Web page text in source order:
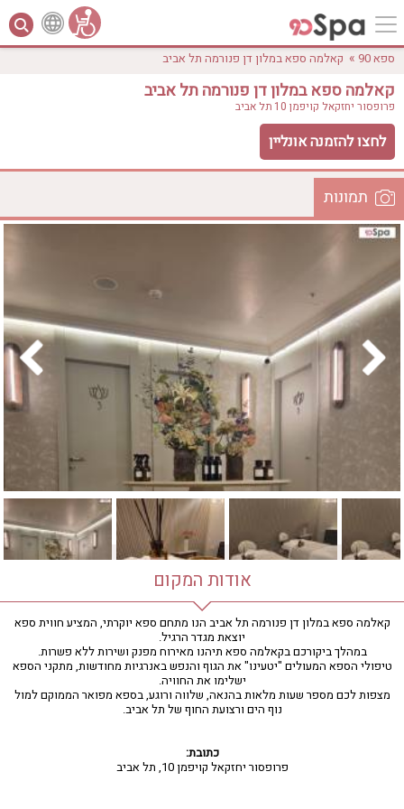
לפי אבזורים
ארוחה
בריכה מחוממת
בריכה חיצונית
ג'קוזי
ג'קוזי פרטי
חדר כושר
חמאם טורקי
טיפול במים
טיפול קלאסי
טיפולי קוסמטיקה
סאונה רטובה
סאונה יבשה
עיסוי תאילנדי
טווח מחירים
ספא 90 » קאלמה ספא במלון דן פנורמה תל אביב
קאלמה ספא במלון דן פנורמה תל אביב
פרופסור יחזקאל קויפמן 10 תל אביב
לחצו להזמנה אונליין
תמונות
המקום
אודות המקום
קאלמה ספא במלון דן פנורמה תל אביב הנו מתחם ספא יוקרתי, המציע חווית ספא
יוצאת מגדר הרגיל.
במהלך ביקורכם בקאלמה ספא תיהנו מאירוח מפנק ושירות ללא פשרות.
טיפולי הספא המעולים "יטעינו" את הגוף והנפש באנרגיות מחודשות, מתקני הספא
ישלימו את החוויה.
מצפות לכם מספר שעות מלאות בהנאה, שלווה ורוגע, בספא מפואר הממוקם למול
נוף הים ורצועת החוף של תל אביב.
כתובת:
פרופסור יחזקאל קויפמן 10, תל אביב